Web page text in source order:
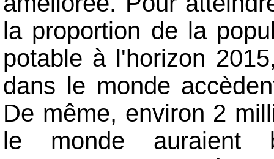
la proportion de la
potable à l'horizon
dans le monde
De même, environ 2
le monde auraient